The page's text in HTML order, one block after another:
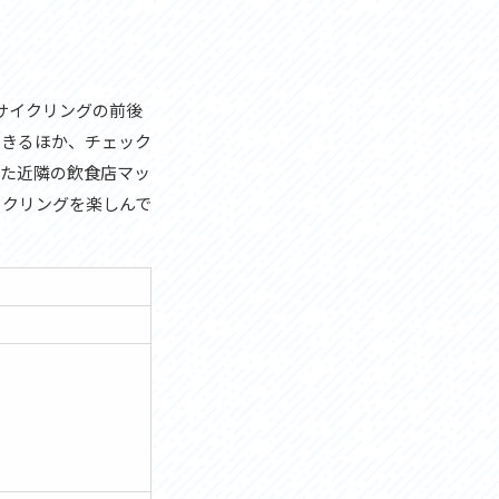
イクリングの前後
るほか、チェック
近隣の飲食店マッ
リングを楽しんで